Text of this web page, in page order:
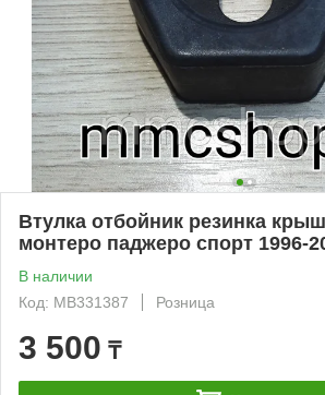
Втулка отбойник резинка
монтеро паджеро спорт 1996-
В наличии
Код: MB331387
Розница
3 500 ₸